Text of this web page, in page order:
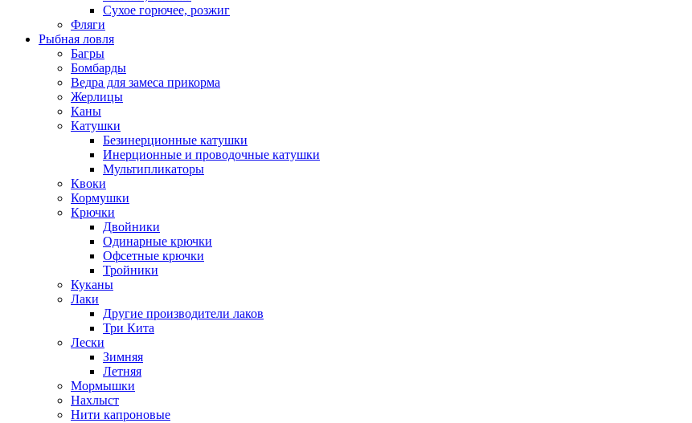
Сухое горючее, розжиг
Фляги
Рыбная ловля
Багры
Бомбарды
Ведра для замеса прикорма
Жерлицы
Каны
Катушки
Безинерционные катушки
Инерционные и проводочные катушки
Мультипликаторы
Квоки
Кормушки
Крючки
Двойники
Одинарные крючки
Офсетные крючки
Тройники
Куканы
Лаки
Другие производители лаков
Три Кита
Лески
Зимняя
Летняя
Мормышки
Нахлыст
Нити капроновые